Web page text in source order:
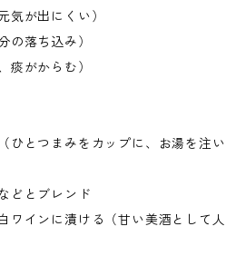
が出にくい）
落ち込み）
がからむ）
ひとつまみをカップに、お湯を注い
どとブレンド
ワインに漬ける（甘い美酒として人